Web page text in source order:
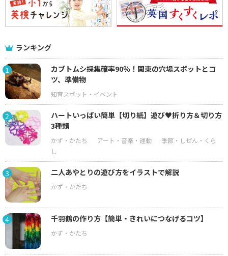
ランキング
1
カブトムシ採集確率90％！関東の穴場スポットとコ
ツ、準備物
2
ハートいっぱい簡単【切り紙】遊び♥折り方＆切り方
3種類
3 二人あやとりの遊び方をイラストで解説
4 千羽鶴の作り方【簡単・きれいにつなげるコツ】